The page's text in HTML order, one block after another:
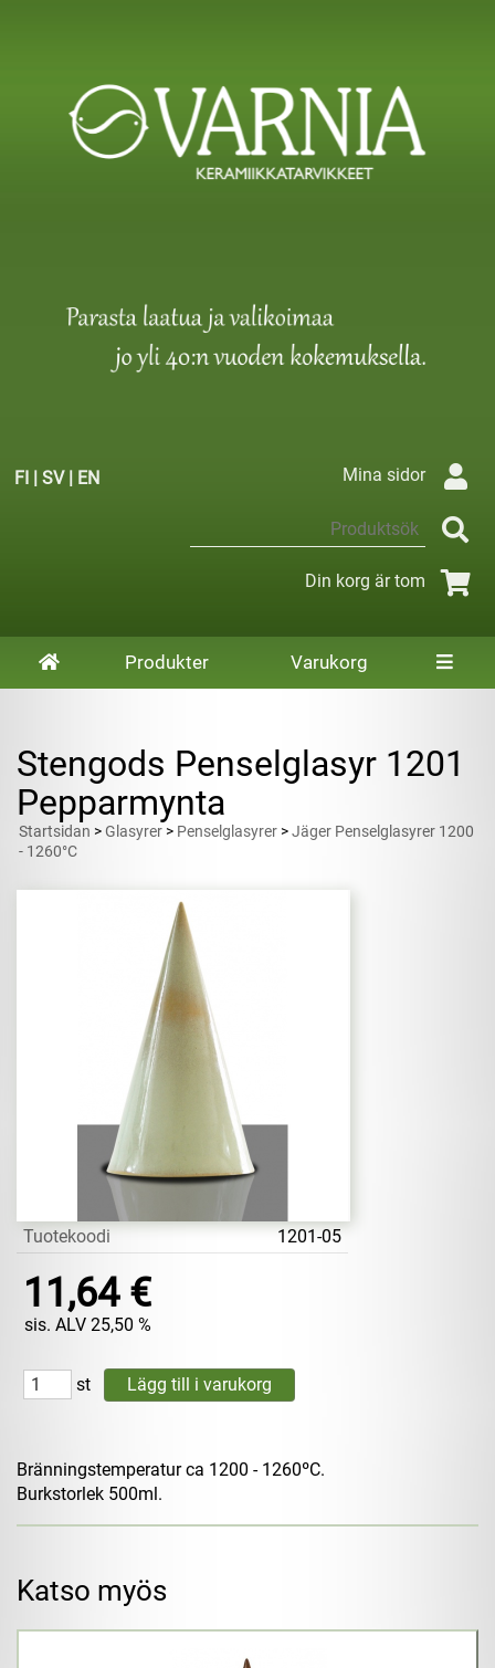
FI | SV| EN Mina sidor
Din korg är tom
Produkter Varukorg
Stengods Penselglasyr 1201
Pepparmynta
Startsidan >Glasyrer > Penselglasyrer >Jäger Penselglasyrer 1200
- 1260°C
Tuotekoodi 1201-05
11,64 €
sis. ALV 25,50 %
st
Bränningstemperatur ca 1200 - 1260ºC.
Burkstorlek 500ml.
Katso myös